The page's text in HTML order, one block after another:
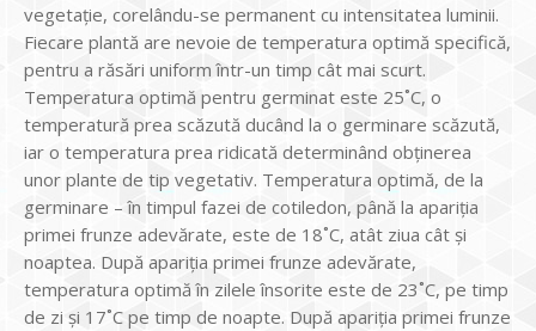
vegetație, corelându-se permanent cu intensitatea luminii.
Fiecare plantă are nevoie de temperatura optimă specifică,
pentru a răsări uniform într-un timp cât mai scurt.
Temperatura optimă pentru germinat este 25˚C, o
temperatură prea scăzută ducând la o germinare scăzută,
iar o temperatura prea ridicată determinând obținerea
unor plante de tip vegetativ. Temperatura optimă, de la
germinare – în timpul fazei de cotiledon, până la apariția
primei frunze adevărate, este de 18˚C, atât ziua cât și
noaptea. După apariția primei frunze adevărate,
temperatura optimă în zilele însorite este de 23˚C, pe timp
de zi și 17˚C pe timp de noapte. După apariția primei frunze